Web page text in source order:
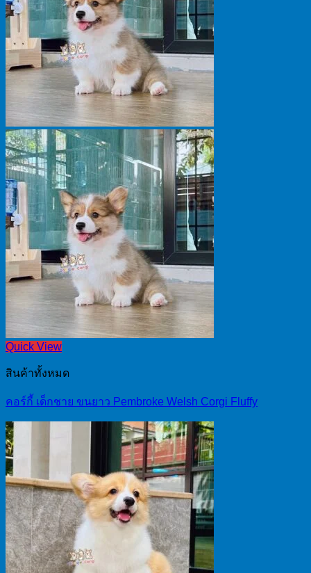
Quick View
สินค้าทั้งหมด
คอร์กี้ เด็กชาย ขนยาว Pembroke Welsh Corgi Fluffy